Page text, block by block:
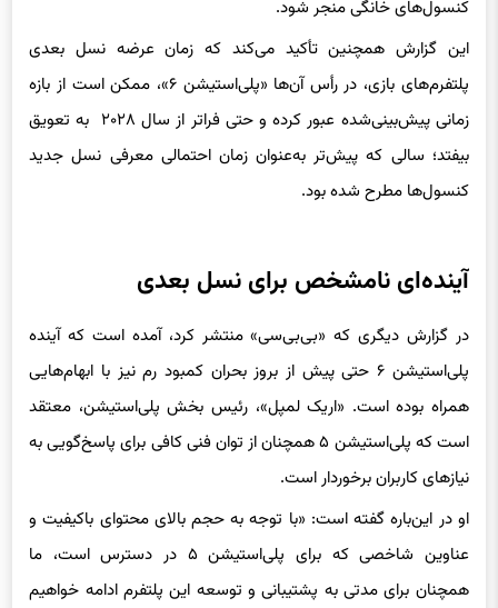
این گزارش همچنین تأکید می‌کند که زمان عرضه نسل بعدی
پلتفرم‌های بازی، در رأس آن‌ها «پلی‌استیشن ۶»، ممکن است از بازه
زمانی پیش‌بینی‌شده عبور کرده و حتی فراتر از سال ۲۰۲۸ به تعویق
بیفتد؛ سالی که پیش‌تر به‌عنوان زمان احتمالی معرفی نسل جدید
کنسول‌ها مطرح شده بود.
در گزارش دیگری که «بی‌بی‌سی» منتشر کرد، آمده است که آینده
پلی‌استیشن ۶ حتی پیش از بروز بحران کمبود رم نیز با ابهام‌هایی
همراه بوده است. «اریک لمپل»، رئیس بخش پلی‌استیشن، معتقد
است که پلی‌استیشن ۵ همچنان از توان فنی کافی برای پاسخ‌گویی به
نیازهای کاربران برخوردار است.
او در این‌باره گفته است: «با توجه به حجم بالای محتوای باکیفیت و
عناوین شاخصی که برای پلی‌استیشن ۵ در دسترس است، ما
همچنان برای مدتی به پشتیبانی و توسعه این پلتفرم ادامه خواهیم
داد.»